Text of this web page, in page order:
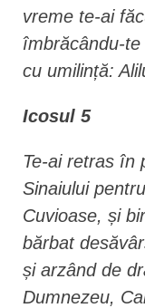
vreme te-ai
îmbrăcându-
cu umilință:
Icosul 5
Te-ai retras în
Sinaiului
Cuvioase, și
bărbat
și arzând de
Dumnezeu,